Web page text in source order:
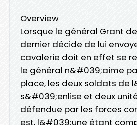
Overview
Lorsque le général Grant
dernier décide de lui
cavalerie doit en effet se
le général n&#039;aime
place, les deux soldats de
s&#039;enlise et deux
défendue par les forces
est, l&#039;une étant